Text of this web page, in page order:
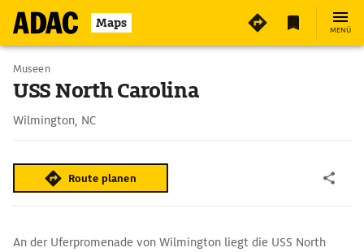
Maps MENÜ
Museen
USS North Carolina
Wilmington, NC
Route planen
An der Uferpromenade von Wilmington liegt die USS North